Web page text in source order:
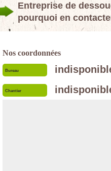
Entreprise de
pourquoi en
Nos coordonnées
Bureau
Chantier